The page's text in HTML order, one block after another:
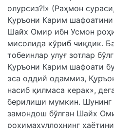
олурсиз?!» (Раҳмон
Қуръони Карим шафоатини
Шайх Омир ибн Усмон
мисолида кўриб чиқдик.
тобеинлар улуғ зотлар
Қуръони Карим шафоати
эса оддий одаммиз,
насиб қилмаса керак»,
берилиши мумкин. Шунинг
замондош бўлган Шайх
роҳимаҳуллоҳнинг